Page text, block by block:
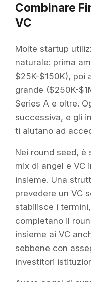
Combinare
VC
Molte startup
naturale: prima
$25K-$150K), poi
grande ($250K-
Series A e oltre.
successiva, e gli
ti aiutano ad
Nei round seed, è
mix di angel e VC
insieme. Una
prevedere un VC
stabilisce i
completano il
insieme ai VC
sebbene con
investitori